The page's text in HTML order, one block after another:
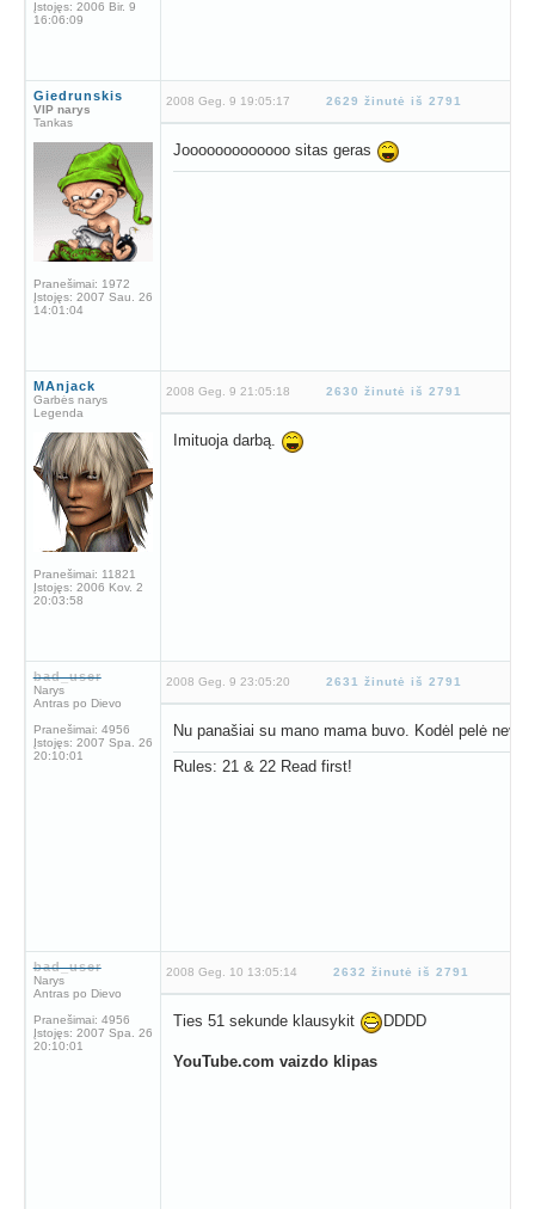
Įstojęs: 2006 Bir. 9
16:06:09
Giedrunskis
VIP narys
Tankas
Pranešimai: 1972
Įstojęs: 2007 Sau. 26
14:01:04
2008 Geg. 9 19:05:17 2629 žinutė iš 2791
Jooooooooooooo sitas geras
MAnjack
Garbės narys
Legenda
Pranešimai: 11821
Įstojęs: 2006 Kov. 2
20:03:58
2008 Geg. 9 21:05:18 2630 žinutė iš 2791
Imituoja darbą.
bad_user
Narys
Antras po Dievo
Pranešimai: 4956
Įstojęs: 2007 Spa. 26
20:10:01
2008 Geg. 9 23:05:20 2631 žinutė iš 2791
Nu panašiai su mano mama buvo. Kodėl pelė
Rules: 21 & 22 Read first!
bad_user
Narys
Antras po Dievo
Pranešimai: 4956
Įstojęs: 2007 Spa. 26
20:10:01
2008 Geg. 10 13:05:14 2632 žinutė iš 2791
Ties 51 sekunde klausykit DDDD
YouTube.com vaizdo klipas